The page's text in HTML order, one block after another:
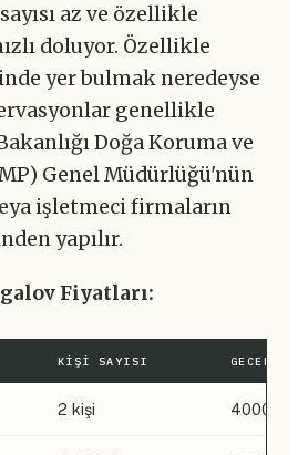
az ve özellikle
doluyor. Özellikle
yer bulmak neredeyse
genellikle
Doğa Koruma ve
Genel Müdürlüğü'nün
işletmeci firmaların
yapılır.
Fiyatları:
KIŞI SAYISI
2 kişi